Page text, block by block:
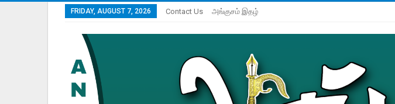
FRIDAY, AUGUST 7, 2026 Contact Us அங்குசம் இதழ்